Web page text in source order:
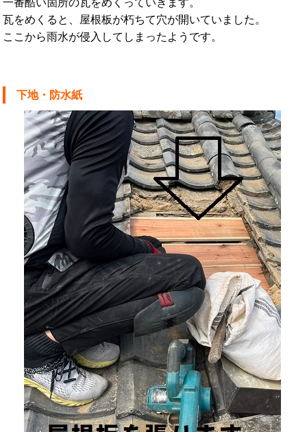
一番酷い箇所の瓦をめくっていきます。
瓦をめくると、屋根板が朽ちて穴が開いていました。
ここから雨水が侵入してしまったようです。
下地・防水紙